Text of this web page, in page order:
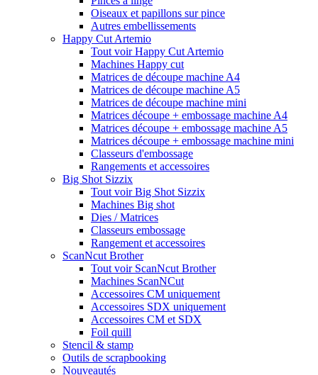
Oiseaux et papillons sur pince
Autres embellissements
Happy Cut Artemio
Tout voir Happy Cut Artemio
Machines Happy cut
Matrices de découpe machine A4
Matrices de découpe machine A5
Matrices de découpe machine mini
Matrices découpe + embossage machine A4
Matrices découpe + embossage machine A5
Matrices découpe + embossage machine mini
Classeurs d'embossage
Rangements et accessoires
Big Shot Sizzix
Tout voir Big Shot Sizzix
Machines Big shot
Dies / Matrices
Classeurs embossage
Rangement et accessoires
ScanNcut Brother
Tout voir ScanNcut Brother
Machines ScanNCut
Accessoires CM uniquement
Accessoires SDX uniquement
Accessoires CM et SDX
Foil quill
Stencil & stamp
Outils de scrapbooking
Nouveautés